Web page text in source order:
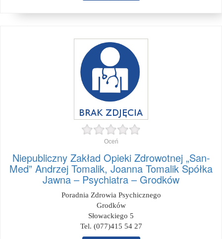
Oceń
Niepubliczny Zakład Opieki Zdrowotnej „San-
Med” Andrzej Tomalik, Joanna Tomalik Spółka
Jawna – Psychiatra – Grodków
Poradnia Zdrowia Psychicznego
Grodków
Słowackiego 5
Tel. (077)415 54 27